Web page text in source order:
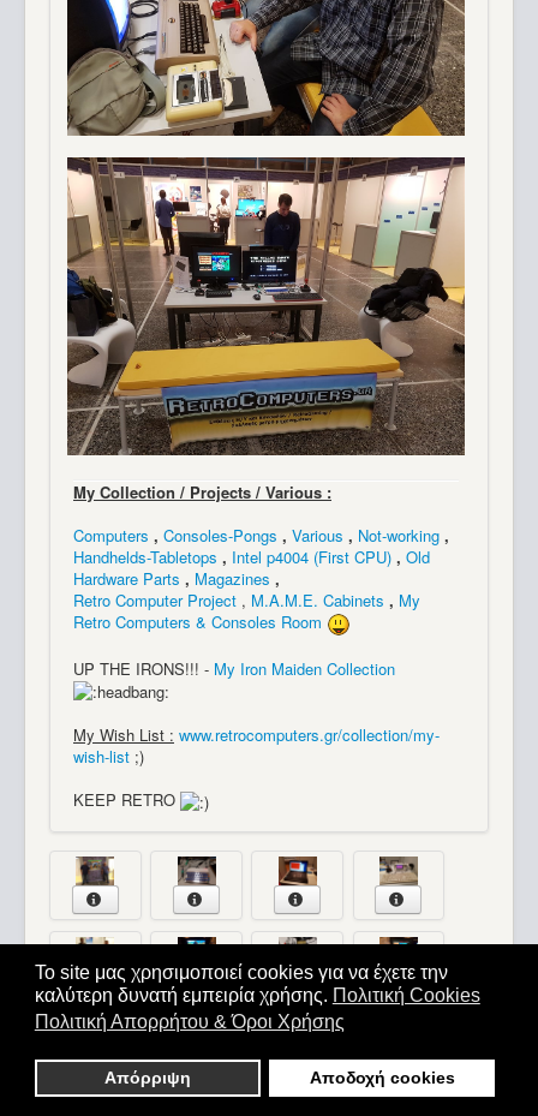
Το site μας χρησιμοποιεί cookies για να έχετε την
καλύτερη δυνατή εμπειρία χρήσης. Πολιτική Cookies
Πολιτική Απορρήτου & Όροι Χρήσης
Απόρριψη Αποδοχή cookies
My Collection / Projects / Various :
Computers , Consoles-Pongs , Various , Not-working ,
Handhelds-Tabletops , Intel p4004 (First CPU) , Old
Hardware Parts , Magazines ,
Retro Computer Project , M.A.M.E. Cabinets , My
Retro Computers & Consoles Room
UP THE IRONS!!! - My Iron Maiden Collection
My Wish List : www.retrocomputers.gr/collection/my-
wish-list ;)
KEEP RETRO